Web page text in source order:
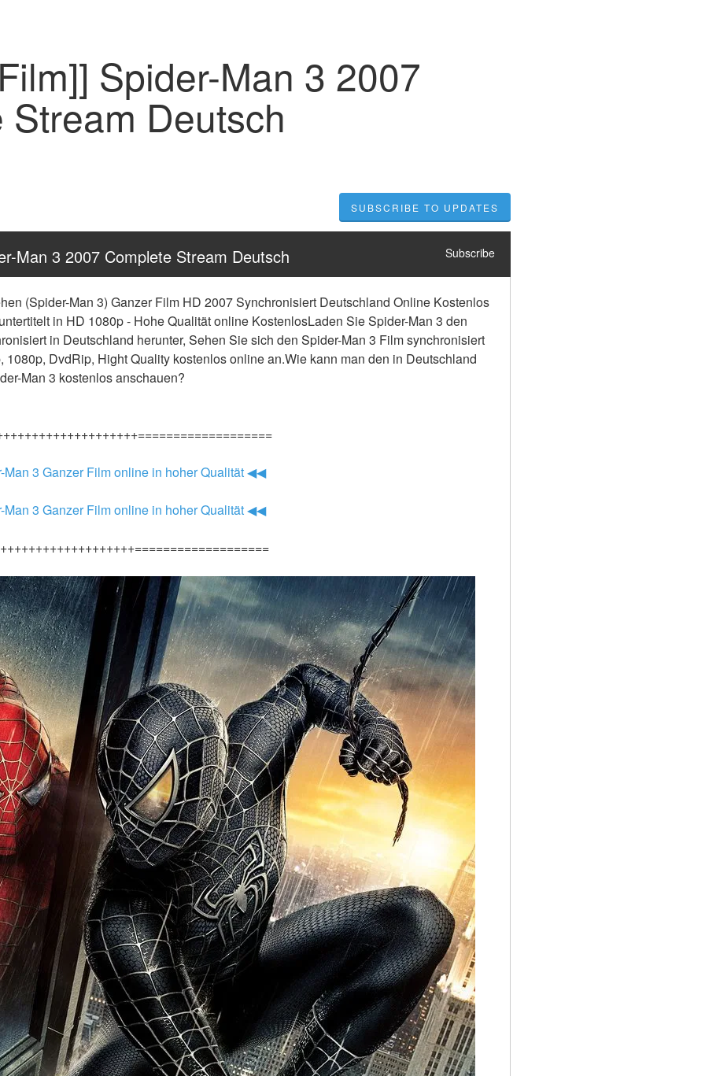
Spider-Man 3 2007
Deutsch
SUBSCRIBE TO UPDATES
Man 3 2007 Complete Stream Deutsch Subscribe
(Spider-Man 3) Ganzer Film HD 2007 Synchronisiert Deutschland Online Kostenlos
in HD 1080p - Hohe Qualität online KostenlosLaden Sie Spider-Man 3 den
in Deutschland herunter, Sehen Sie sich den Spider-Man 3 Film synchronisiert
1080p, DvdRip, Hight Quality kostenlos online an.Wie kann man den in Deutschland
Man 3 kostenlos anschauen?
3 Ganzer Film online in hoher Qualität ◀◀
3 Ganzer Film online in hoher Qualität ◀◀